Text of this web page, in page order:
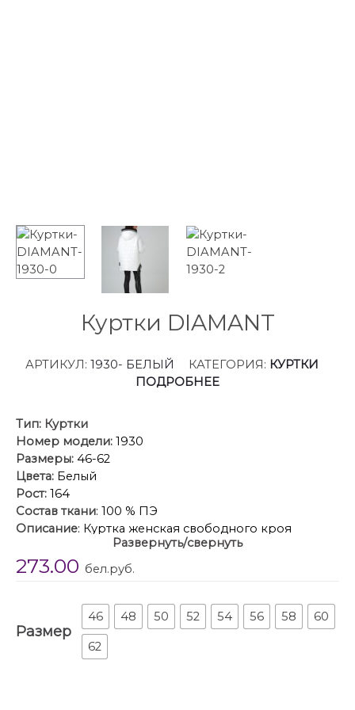
Куртки DIAMANT
АРТИКУЛ: 1930- БЕЛЫЙ КАТЕГОРИЯ: КУРТКИ
ПОДРОБНЕЕ
Тип: Куртки
Номер модели: 1930
Размеры: 46-62
Цвета: Белый
Рост: 164
Состав ткани: 100 % ПЭ
Описание: Куртка женская свободного кроя
представлена в большом размерном ряде.
Современная и удобная куртка освежит гардероб,
подходит для температуры от 0 до – 5. Объемный
капюшон украшен трикотажным довязом. Перед с
удобными боковыми карманами. Рукава со
Развернуть/свернуть
273.00 бел.руб.
Размер
46 48 50 52 54 56 58 60
62